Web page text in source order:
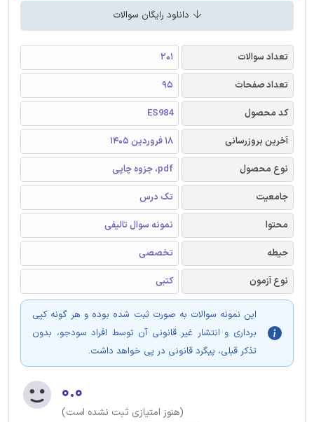
دانلود رایگان سوالات
تعداد سوالات
201
تعداد صفحات
95
کد محصول
ES984
آخرین بروزرسانی
18 فروردین 1405
نوع محصول
pdf، جزوه چاپی
جامعیت
تک درس
محتوا
نمونه سوال تالیفی
حیطه
تخصصی
نوع آزمون
کتبی
این نمونه سوالات به صورت ثبت شده بوده و هر گونه کپی
برداری و انتشار غیر قانونی آن توسط افراد سودجو، بدون
تذکر قبلی، پیگرد قانونی در پی خواهد داشت.
۰.۰
(هنوز امتیازی ثبت نشده است)